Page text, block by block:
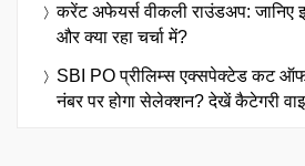
करेंट अफेयर्स वीकली राउंडअप: जानिए
और क्या रहा चर्चा में?
SBI PO प्रीलिम्स एक्सपेक्टेड कट
नंबर पर होगा सेलेक्शन? देखें कैटेगरी